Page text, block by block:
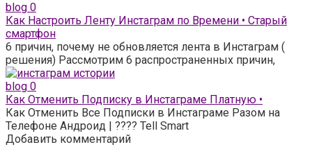
blog 0
Как Настроить Ленту Инстаграм по Времени • Старый
смартфон
6 причин, почему не обновляется лента в Инстаграм (
решения) Рассмотрим 6 распространенных причин,
blog 0
Как Отменить Подписку в Инстаграме Платную •
Как Отменить Все Подписки в Инстаграме Разом на
Телефоне Андроид | ???? Tell Smart
Добавить комментарий